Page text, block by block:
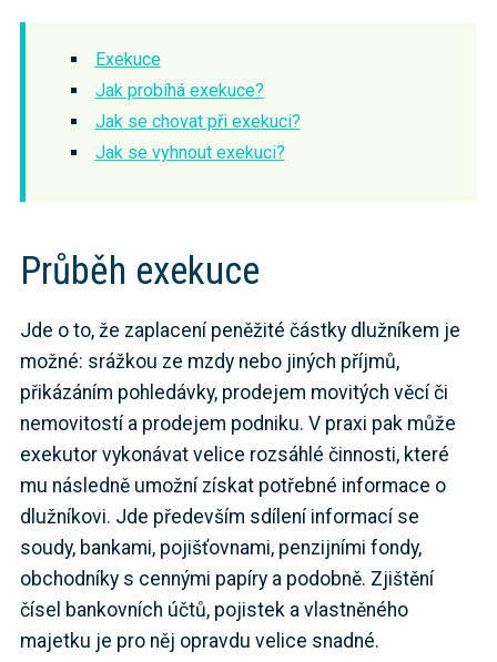
Exekuce
Jak probíhá exekuce?
Jak se chovat při exekuci?
Jak se vyhnout exekuci?
Průběh exekuce
Jde o to, že zaplacení peněžité částky dlužníkem je
možné: srážkou ze mzdy nebo jiných příjmů,
přikázáním pohledávky, prodejem movitých věcí či
nemovitostí a prodejem podniku. V praxi pak může
exekutor vykonávat velice rozsáhlé činnosti, které
mu následně umožní získat potřebné informace o
dlužníkovi. Jde především sdílení informací se
soudy, bankami, pojišťovnami, penzijními fondy,
obchodníky s cennými papíry a podobně. Zjištění
čísel bankovních účtů, pojistek a vlastněného
majetku je pro něj opravdu velice snadné.